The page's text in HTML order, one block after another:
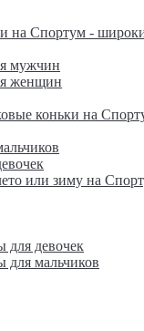
на Спортум -
мужчин
женщин
коньки на
или зиму на
для девочек
для мальчиков